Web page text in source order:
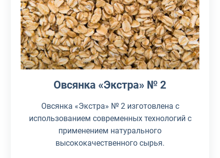
Овсянка «Экстра» № 2
Овсянка «Экстра» № 2 изготовлена с
использованием современных технологий с
применением натурального
высококачественного сырья.